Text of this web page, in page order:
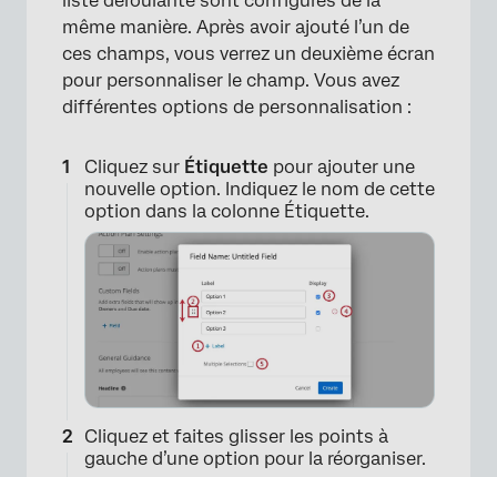
même manière. Après avoir ajouté l’un de
ces champs, vous verrez un deuxième écran
pour personnaliser le champ. Vous avez
différentes options de personnalisation :
Cliquez sur Étiquette pour ajouter une
nouvelle option. Indiquez le nom de cette
option dans la colonne Étiquette.
Cliquez et faites glisser les points à
gauche d’une option pour la réorganiser.